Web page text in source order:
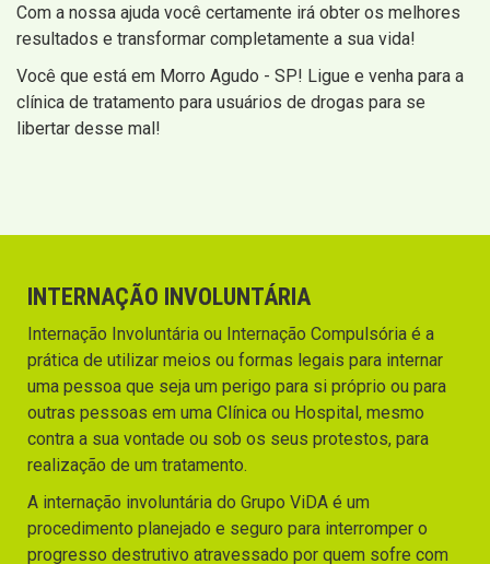
Com a nossa ajuda você certamente irá obter os melhores
resultados e transformar completamente a sua vida!
Você que está em Morro Agudo - SP! Ligue e venha para a
clínica de tratamento para usuários de drogas para se
libertar desse mal!
INTERNAÇÃO INVOLUNTÁRIA
Internação Involuntária ou Internação Compulsória é a
prática de utilizar meios ou formas legais para internar
uma pessoa que seja um perigo para si próprio ou para
outras pessoas em uma Clínica ou Hospital, mesmo
contra a sua vontade ou sob os seus protestos, para
realização de um tratamento.
A internação involuntária do Grupo ViDA é um
procedimento planejado e seguro para interromper o
progresso destrutivo atravessado por quem sofre com